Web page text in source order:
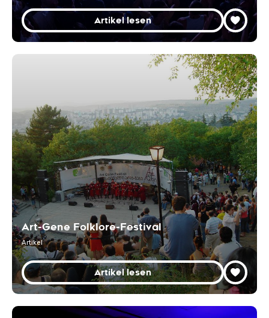
Artikel lesen
Art-Gene Folklore-Festival
Artikel
Artikel lesen